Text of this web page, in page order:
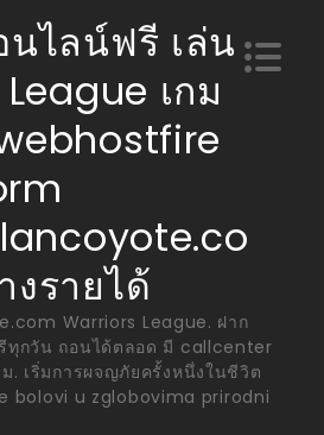
นไลน์ฟรี เล่น
เกม
งรายได้
Warriors League. ฝาก
ทุกวัน ถอนได้ตลอด มี callcenter
. เริ่มการผจญภัยครั้งหนึ่งในชีวิต
bolovi u zglobovima prirodni